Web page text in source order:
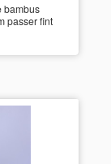
bambus
passer fint